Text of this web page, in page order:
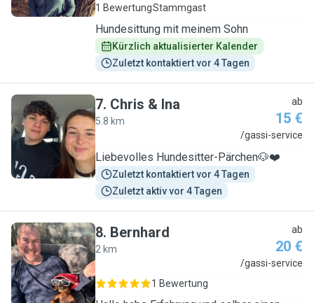
1 BewertungStammgast
Hundesittung mit meinem Sohn
Kürzlich aktualisierter Kalender
Zuletzt kontaktiert vor 4 Tagen
C
7. Chris & Ina
5.8 km
ab
15 €
/gassi-service
Liebevolles Hundesitter-Pärchen🐶❤️
Zuletzt kontaktiert vor 4 Tagen
Zuletzt aktiv vor 4 Tagen
B
8. Bernhard
2 km
ab
20 €
/gassi-service
1 Bewertung